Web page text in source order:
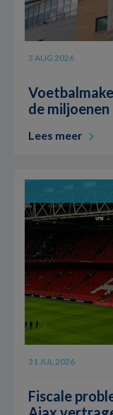
3 AUG 2026
de
Lees meer
31 JUL 2026
Fiscale